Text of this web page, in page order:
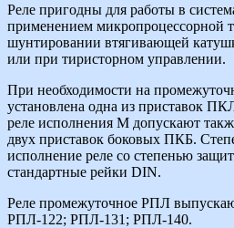
Реле пригодны для работы в
применением микропроцессорной
шунтировании втягивающей
или при тиристорном управлении.
При необходимости на
установлена одна из приставок
реле исполнения М допускают
двух приставок боковых ПКБ.
исполнение реле со степенью
стандартные рейки DIN.
Реле промежуточное РПЛ
РПЛ-122; РПЛ-131; РПЛ-140.